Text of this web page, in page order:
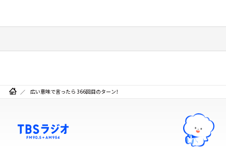
広い意味で言ったら 366回目のターン！